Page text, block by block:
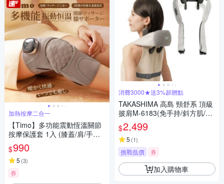
加熱按摩二合一
【Timo】多功能震動恆溫關節
按摩保護套 1入 (膝蓋/肩/手肘
通用)
$990
5 (3)
券
消費3000★送3%超贈點
TAKASHIMA 高島 頸舒系 頂級
披肩M-6183(免手持/斜方肌/揉
捏/溫熱/肩頸按摩器)-快
$2,499
5 (1)
挑戰低價 券
加入購物車